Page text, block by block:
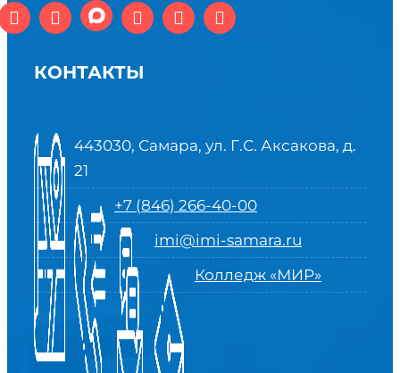
КОНТАКТЫ
443030, Самара, ул. Г.С. Аксакова, д.
21
+7 (846) 266-40-00
imi@imi-samara.ru
Колледж «МИР»